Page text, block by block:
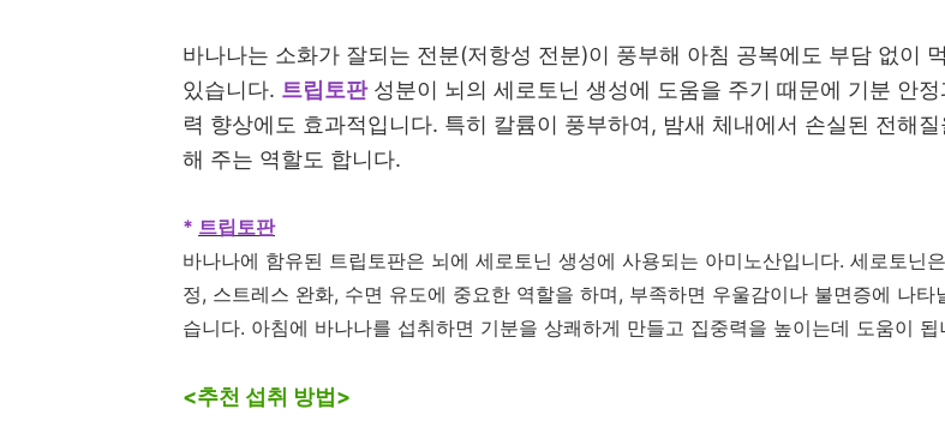
바나나는 소화가 잘되는 전분(저항성 전분)이 풍부해 아침 공복에도 부담 없이
있습니다. 트립토판성분이 뇌의 세로토닌 생성에 도움을 주기 때문에 기분 안정
력 향상에도 효과적입니다. 특히 칼륨이 풍부하여, 밤새 체내에서 손실된 전해질
해 주는 역할도 합니다.
* 트립토판
바나나에 함유된 트립토판은 뇌에 세로토닌 생성에 사용되는 아미노산입니다. 세로토닌
정, 스트레스 완화, 수면 유도에 중요한 역할을 하며, 부족하면 우울감이나 불면증에 나타
습니다. 아침에 바나나를 섭취하면 기분을 상쾌하게 만들고 집중력을 높이는데 도움이 됩
<추천 섭취 방법>